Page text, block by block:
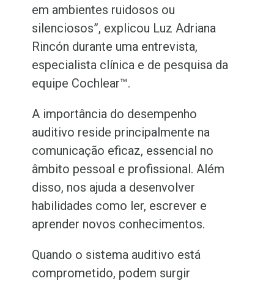
em ambientes ruidosos ou
silenciosos”, explicou Luz Adriana
Rincón durante uma entrevista,
especialista clínica e de pesquisa da
equipe Cochlear™.
A importância do desempenho
auditivo reside principalmente na
comunicação eficaz, essencial no
âmbito pessoal e profissional. Além
disso, nos ajuda a desenvolver
habilidades como ler, escrever e
aprender novos conhecimentos.
Quando o sistema auditivo está
comprometido, podem surgir